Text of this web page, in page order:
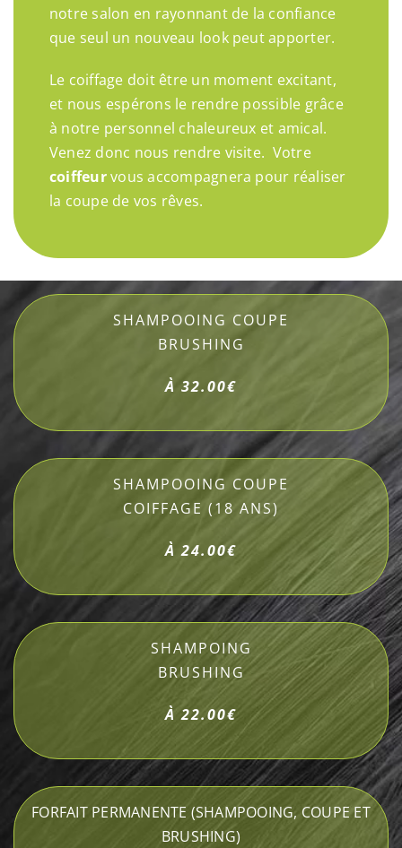
notre salon en rayonnant de la confiance
que seul un nouveau look peut apporter.
Le coiffage doit être un moment excitant,
et nous espérons le rendre possible grâce
à notre personnel chaleureux et amical.
Venez donc nous rendre visite. Votre
coiffeurvous accompagnera pour réaliser
la coupe de vos rêves.
SHAMPOOING COUPE
BRUSHING
À 32.00€
SHAMPOOING COUPE
COIFFAGE (18 ANS)
À 24.00€
SHAMPOING
BRUSHING
À 22.00€
FORFAIT PERMANENTE (SHAMPOOING, COUPE ET
BRUSHING)